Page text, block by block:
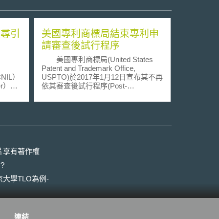
引
）
）違
of 6
收
範圍
求微
按日
年1
千萬
美國專利商標局結束專利申
請審查後試行程序
美國專利商標局(United States
Patent and Trademark Office,
USPTO)於2017年1月12日宣布其不再
依其審查後試行程序(Post-
Program)受理新的案件。該程序係用
證；申請人得對審查員進行20分鐘內
之口頭簡報。簡報進行完畢以後，申
之裁決將會以書面之形式通知申請
享有著作權
大學TLO為例-
連結